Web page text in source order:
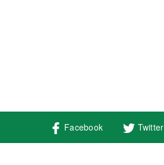
Facebook Twitter